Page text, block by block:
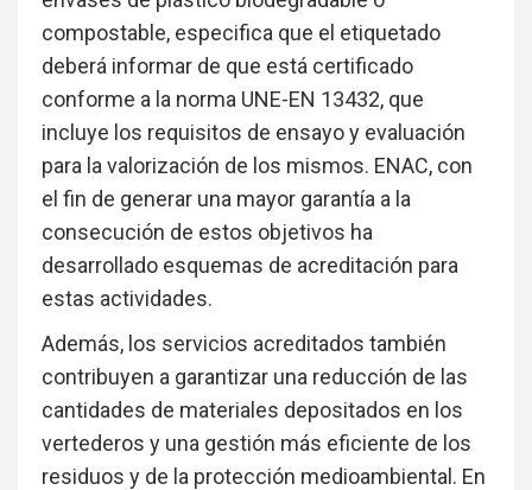
compostable, especifica que el etiquetado
deberá informar de que está certificado
conforme a la norma UNE-EN 13432, que
incluye los requisitos de ensayo y evaluación
para la valorización de los mismos. ENAC, con
el fin de generar una mayor garantía a la
consecución de estos objetivos ha
desarrollado esquemas de acreditación para
estas actividades.
Además, los servicios acreditados también
contribuyen a garantizar una reducción de las
cantidades de materiales depositados en los
vertederos y una gestión más eficiente de los
residuos y de la protección medioambiental. En